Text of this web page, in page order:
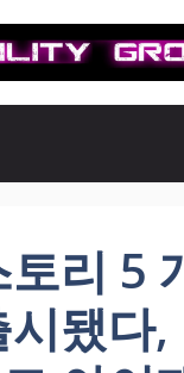
리 5
됐다,